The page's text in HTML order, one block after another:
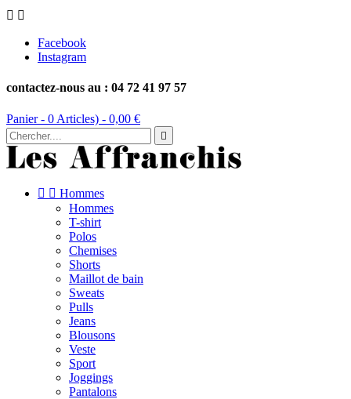
 
Facebook
Instagram
contactez-nous au : 04 72 41 97 57
Panier - 0 Articles) - 0,00 €

  Hommes
Hommes
T-shirt
Polos
Chemises
Shorts
Maillot de bain
Sweats
Pulls
Jeans
Blousons
Veste
Sport
Joggings
Pantalons